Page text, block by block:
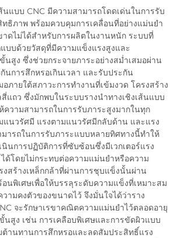
นแบบ CNC มีความสามารถโดดเด่นในการรับ
ธิภาพ พร้อมควบคุมการเคลื่อนที่อย่างแม่นยำ
ดไม่ได้สำหรับการผลิตในงานหนัก ระบบที่
บบด้วยวัสดุที่มีความแข็งแรงสูงและ
สูง ซึ่งช่วยกระจายภาระอย่างสม่ำเสมอผ่าน
นการสึกหรอเกินเวลา และรับประกัน
ภายใต้สภาวะการทำงานที่เข้มงวด โครงสร้าง
แถว ซึ่งมักพบในระบบรางนำทางเชิงเส้นแบบ
ความสามารถในการรับภาระสูงมากในทุก
แนวรัศมี แรงตามแนวรัศมีกลับด้าน และแรง
ารถในการรับภาระแบบหลายทิศทางนี้ทำให้
นินการปฏิบัติการที่ซับซ้อนซึ่งมีเวกเตอร์แรง
ได้โดยไม่กระทบต่อความแม่นยำหรือความ
สร้างเหล็กกล้าที่ผ่านการชุบแข็งนั้นผ่าน
นพิเศษเพื่อให้บรรลุระดับความแข็งที่เหมาะสม
ามคงตัวของขนาดไว้ จึงมั่นใจได้ว่าราง
จะรักษาเรขาคณิตความแม่นยำไว้ตลอดอายุ
นสูง เช่น การเคลือบพิเศษและการขัดผิวแบบ
ต้านทานการสึกหรอและลดสัมประสิทธิ์แรง